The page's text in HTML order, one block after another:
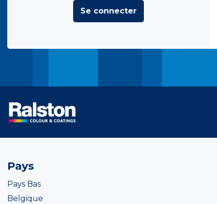
Se connecter
Pays
Pays Bas
Belgique